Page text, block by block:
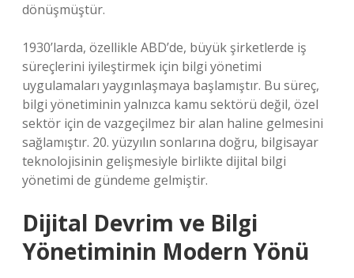
dönüşmüştür.
1930’larda, özellikle ABD’de, büyük şirketlerde iş
süreçlerini iyileştirmek için bilgi yönetimi
uygulamaları yaygınlaşmaya başlamıştır. Bu süreç,
bilgi yönetiminin yalnızca kamu sektörü değil, özel
sektör için de vazgeçilmez bir alan haline gelmesini
sağlamıştır. 20. yüzyılın sonlarına doğru, bilgisayar
teknolojisinin gelişmesiyle birlikte dijital bilgi
yönetimi de gündeme gelmiştir.
Dijital Devrim ve Bilgi
Yönetiminin Modern Yönü